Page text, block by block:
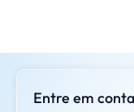
Entre em